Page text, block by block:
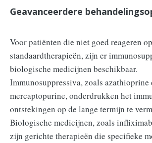
Geavanceerdere
Voor patiënten die niet goed reageren op
standaardtherapieën, zijn er
biologische medicijnen beschikbaar.
Immunosuppressiva, zoals azathioprine
mercaptopurine, onderdrukken het
ontstekingen op de lange termijn te
Biologische medicijnen, zoals
zijn gerichte therapieën die specifieke